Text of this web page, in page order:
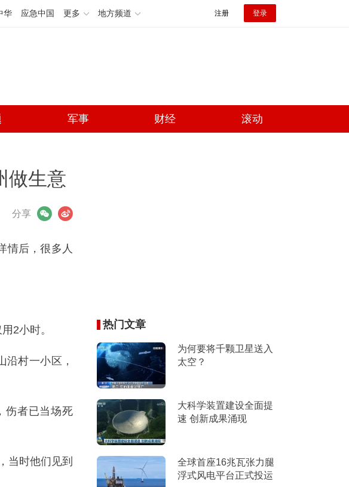
华 应急中国 更多 地方频道 注册 登录
军事 财经 滚动
做生意
分享
微博
情后，很多人
2小时。
村一小区，
伤者已当场死
当时他们见到
热门文章
为何要将千颗卫星送入
太空？
大科学装置建设全面提
速 创新成果涌现
全球首座16兆瓦张力腿
浮式风电平台正式投运